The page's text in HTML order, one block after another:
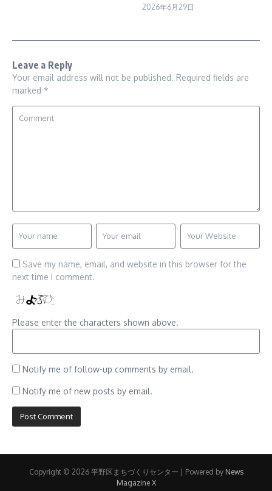
2026年6月29日
Leave a Reply
Your email address will not be published. Required fields are
marked *
Save my name, email, and website in this browser for the
next time I comment.
Please enter the characters shown above.
Notify me of follow-up comments by email.
Notify me of new posts by email.
Copyright © 2026 平野区まちづくりセンター | Powered by News
Magazine X